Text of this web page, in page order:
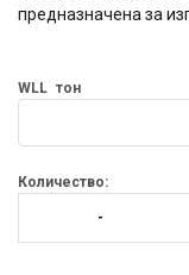
предназначена за
Скобата е в
WLL тон
Количество: